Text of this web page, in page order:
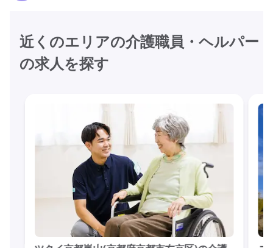
近くのエリアの介護職員・ヘルパー
の求人を探す